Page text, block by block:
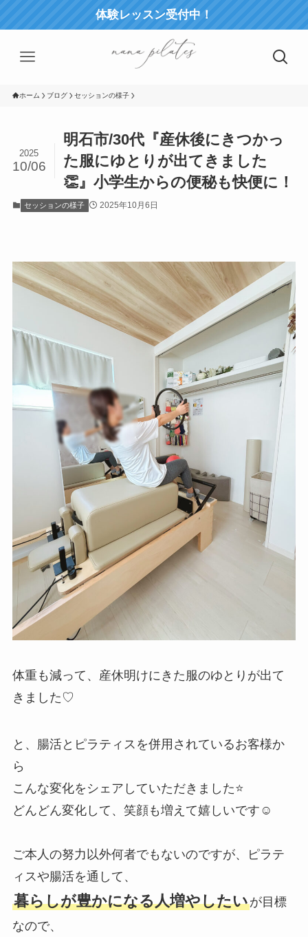
体験レッスン受付中！
ホーム ブログ セッションの様子
明石市/30代『産休後にきつかっ
た服にゆとりが出てきました
👏』小学生からの便秘も快便に！
2025
10/06
セッションの様子 2025年10月6日
体重も減って、産休明けにきた服のゆとりが出て
きました♡
と、腸活とピラティスを併用されているお客様か
ら
こんな変化をシェアしていただきました⭐️
どんどん変化して、笑顔も増えて嬉しいです☺️
ご本人の努力以外何者でもないのですが、ピラテ
ィスや腸活を通して、
暮らしが豊かになる人増やしたいが目標
なので、